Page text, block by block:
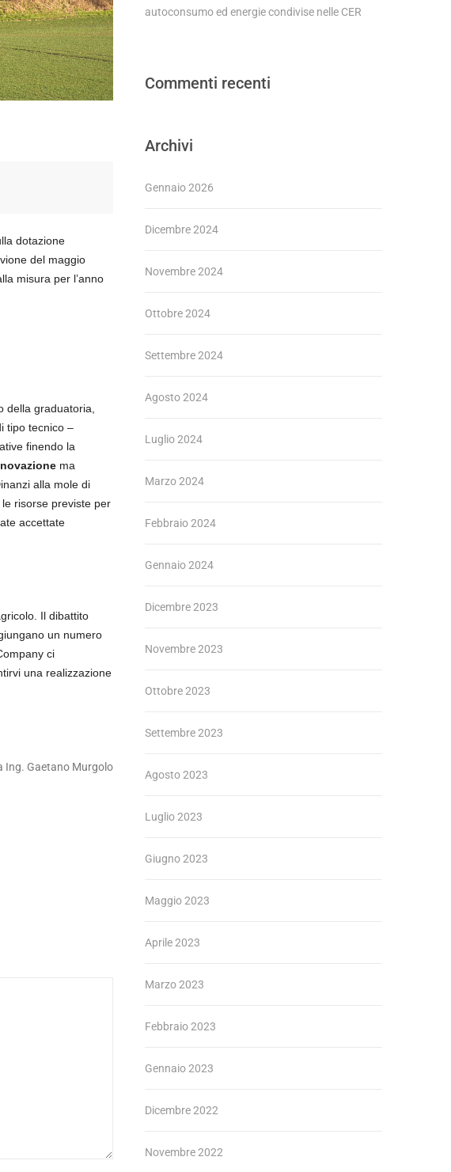
dotazione
del maggio
misura per l’anno
della graduatoria,
tipo tecnico –
finendo la
ma
alla mole di
risorse previste per
accettate
Il dibattito
un numero
ci
una realizzazione
Ing. Gaetano Murgolo
autoconsumo ed energie condivise nelle CER
Commenti recenti
Archivi
Gennaio 2026
Dicembre 2024
Novembre 2024
Ottobre 2024
Settembre 2024
Agosto 2024
Luglio 2024
Marzo 2024
Febbraio 2024
Gennaio 2024
Dicembre 2023
Novembre 2023
Ottobre 2023
Settembre 2023
Agosto 2023
Luglio 2023
Giugno 2023
Maggio 2023
Aprile 2023
Marzo 2023
Febbraio 2023
Gennaio 2023
Dicembre 2022
Novembre 2022